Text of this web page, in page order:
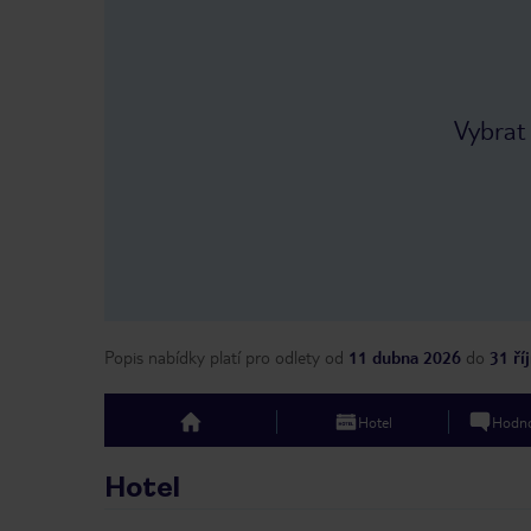
Vybrat
Popis nabídky platí pro odlety od 11 dubna 2026 do 31
top Hotel
Hotel